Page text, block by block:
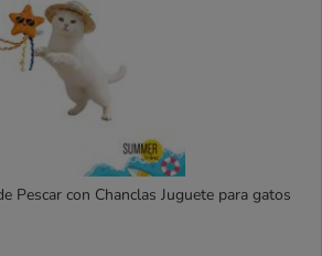
Pescar con Chanclas Juguete para gatos